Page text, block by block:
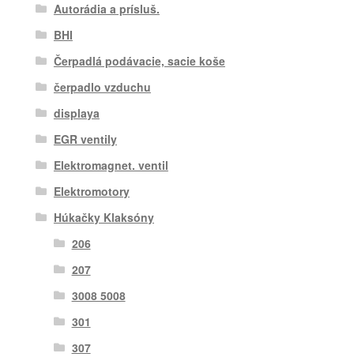
Autorádia a prísluš.
BHI
Čerpadlá podávacie, sacie koše
čerpadlo vzduchu
displaya
EGR ventily
Elektromagnet. ventil
Elektromotory
Húkačky Klaksóny
206
207
3008 5008
301
307